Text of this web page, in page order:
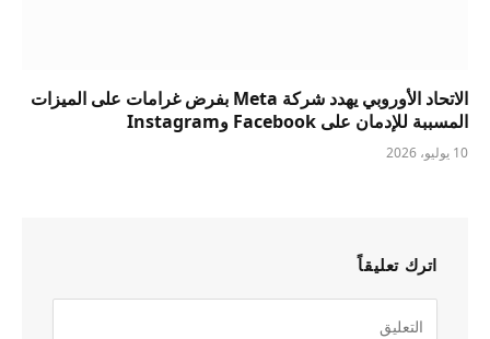
الاتحاد الأوروبي يهدد شركة Meta بفرض غرامات على الميزات
المسببة للإدمان على Facebook وInstagram
10 يوليو، 2026
اترك تعليقاً